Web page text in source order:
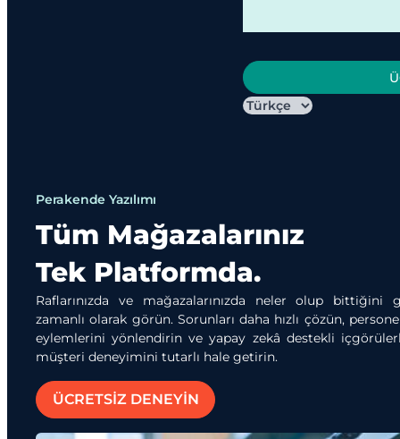
Perakende Yazılımı
Tüm Mağazalarınız
Tek Platformda.
Raflarınızda ve mağazalarınızda neler olup bittiğini
zamanlı olarak görün. Sorunları daha hızlı çözün,
eylemlerini yönlendirin ve yapay zekâ destekli
müşteri deneyimini tutarlı hale getirin.
ÜCRETSİZ DENEYİN